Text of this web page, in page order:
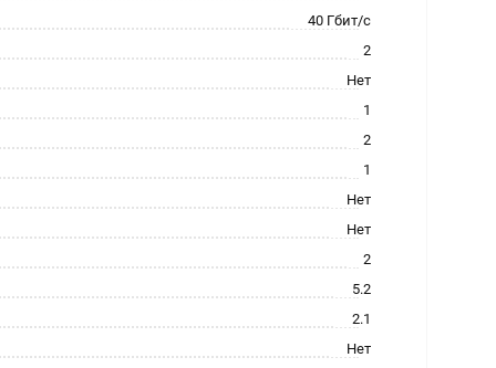
40 Гбит/с
2
Нет
1
2
1
Нет
Нет
2
5.2
2.1
Нет